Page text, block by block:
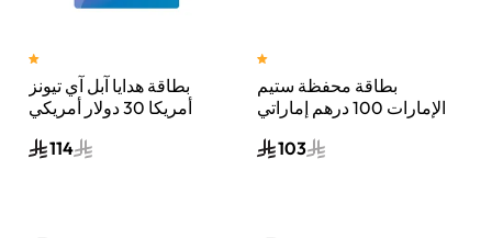
بطاقة هدايا آبل آي تيونز
أمريكا 30 دولار أمريكي
الإلكتروني أزرق/وردي
114
بطاقة محفظة ستيم
الإمارات 100 درهم إماراتي
الإلكتروني ألوان متعددة
103